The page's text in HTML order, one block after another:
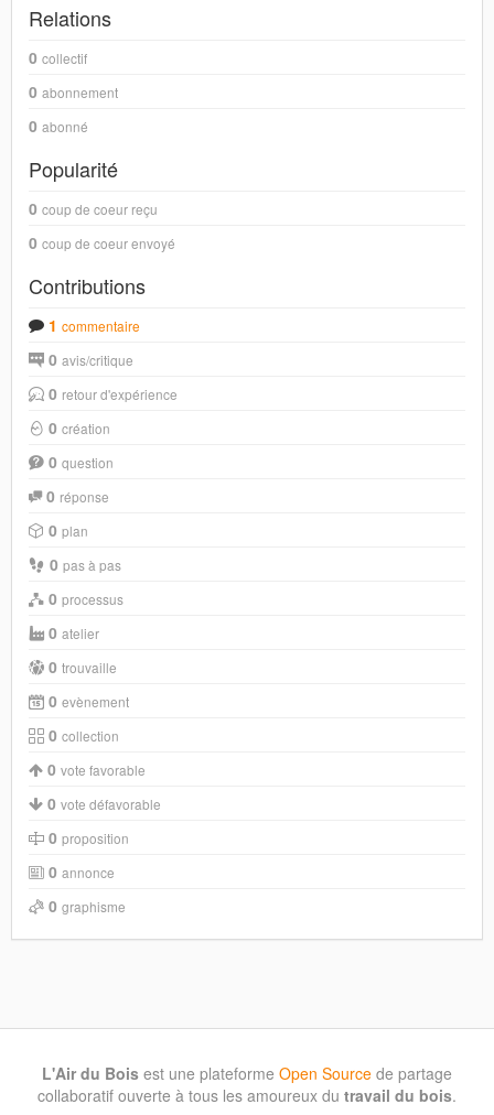
Relations
0 collectif
0 abonnement
0 abonné
Popularité
0 coup de coeur reçu
0 coup de coeur envoyé
Contributions
1 commentaire
0 avis/critique
0 retour d'expérience
0 création
0 question
0 réponse
0 plan
0 pas à pas
0 processus
0 atelier
0 trouvaille
0 evènement
0 collection
0 vote favorable
0 vote défavorable
0 proposition
0 annonce
0 graphisme
L'Air du Bois est une plateforme Open Source de partage
collaboratif ouverte à tous les amoureux du travail du bois.